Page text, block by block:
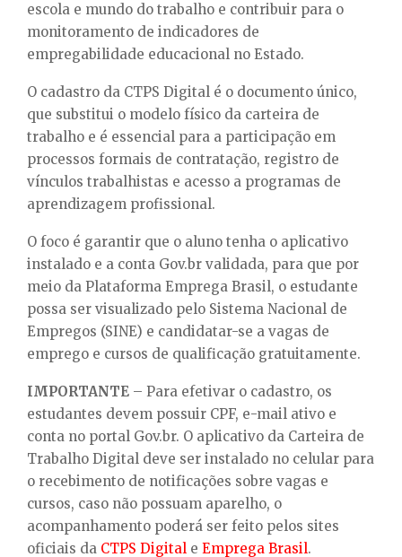
escola e mundo do trabalho e contribuir para o
monitoramento de indicadores de
empregabilidade educacional no Estado.
O cadastro da CTPS Digital é o documento único,
que substitui o modelo físico da carteira de
trabalho e é essencial para a participação em
processos formais de contratação, registro de
vínculos trabalhistas e acesso a programas de
aprendizagem profissional.
O foco é garantir que o aluno tenha o aplicativo
instalado e a conta Gov.br validada, para que por
meio da Plataforma Emprega Brasil, o estudante
possa ser visualizado pelo Sistema Nacional de
Empregos (SINE) e candidatar-se a vagas de
emprego e cursos de qualificação gratuitamente.
IMPORTANTE – Para efetivar o cadastro, os
estudantes devem possuir CPF, e-mail ativo e
conta no portal Gov.br. O aplicativo da Carteira de
Trabalho Digital deve ser instalado no celular para
o recebimento de notificações sobre vagas e
cursos, caso não possuam aparelho, o
acompanhamento poderá ser feito pelos sites
oficiais da CTPS Digital e Emprega Brasil.